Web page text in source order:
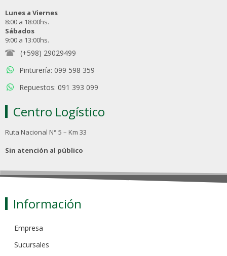
Lunes a Viernes
8:00 a 18:00hs.
Sábados
9:00 a 13:00hs.
(+598) 29029499
Pinturería: 099 598 359
Repuestos: 091 393 099
Centro Logístico
Ruta Nacional N° 5 – Km 33
Sin atención al público
Información
Empresa
Sucursales